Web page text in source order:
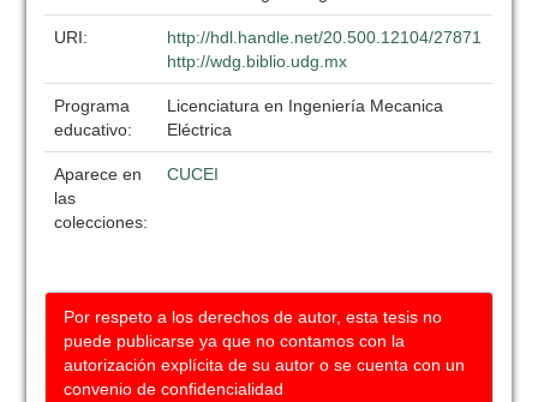
URI:
http://hdl.handle.net/20.500.12104/27871
http://wdg.biblio.udg.mx
Programa
educativo:
Licenciatura en Ingeniería Mecanica
Eléctrica
Aparece en
las
colecciones:
CUCEI
Por respeto a los derechos de autor, esta tesis no
puede publicarse ya que no contamos con la
autorización explícita de su autor o se cuenta con un
convenio de confidencialidad